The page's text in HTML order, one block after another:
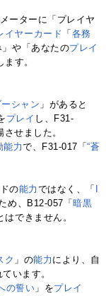
ーターに「プレイヤ
イヤーカード 「 各務
や「あなたのプレイ
す。
シャン 」があると
プレイ し、F31-
させました。
能力で、F31-017「“蒼
の能力 ではなく、「
め、B12-057「暗黒
はできません。
ク 」の能力 により、自
います。
の誓い 」をプレイ